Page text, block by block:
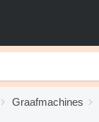
Graafmachines